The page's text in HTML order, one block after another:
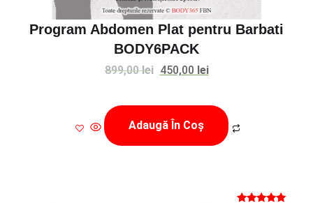
Program Abdomen Plat pentru Barbati
BODY6PACK
899,00lei Prețul
a
fost:
899,00 lei.
450,00 leiPrețul
este:
450,00 lei.
Adaugă În Coș